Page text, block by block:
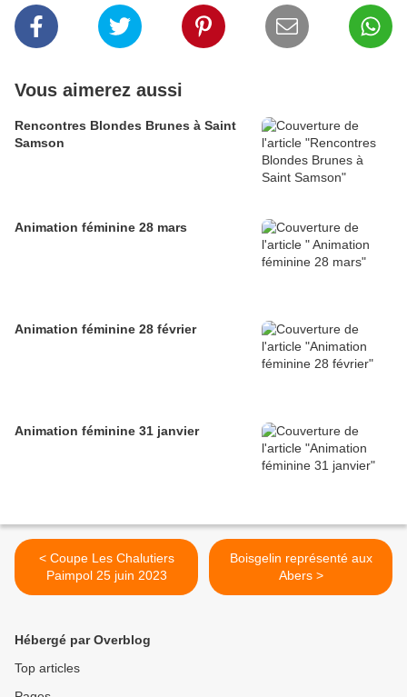
Vous aimerez aussi
Rencontres Blondes Brunes à Saint
Samson
Animation féminine 28 mars
Animation féminine 28 février
Animation féminine 31 janvier
< Coupe Les Chalutiers
Paimpol 25 juin 2023
Boisgelin représenté aux
Abers >
Hébergé par Overblog
Top articles